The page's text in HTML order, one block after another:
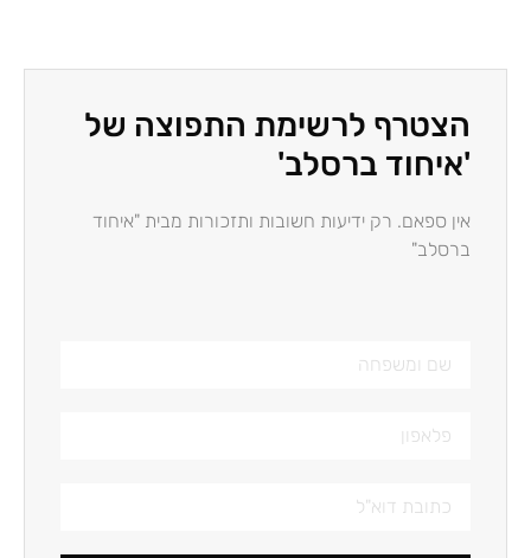
הצטרף לרשימת התפוצה של
'איחוד ברסלב'
אין ספאם. רק ידיעות חשובות ותזכורות מבית "איחוד
ברסלב"